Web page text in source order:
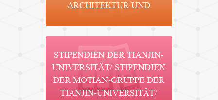
ARCHITEKTUR UND
STIPENDIEN DER TIANJIN-
UNIVERSITÄT/ STIPENDIEN
DER MOTIAN-GRUPPE DER
TIANJIN-UNIVERSITÄT/